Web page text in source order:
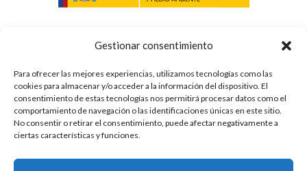
Gestionar consentimiento
Para ofrecer las mejores experiencias, utilizamos tecnologías como las
cookies para almacenar y/o acceder a la información del dispositivo. El
consentimiento de estas tecnologías nos permitirá procesar datos como el
comportamiento de navegación o las identificaciones únicas en este sitio.
No consentir o retirar el consentimiento, puede afectar negativamente a
ciertas características y funciones.
Política de privacidad
Cookies